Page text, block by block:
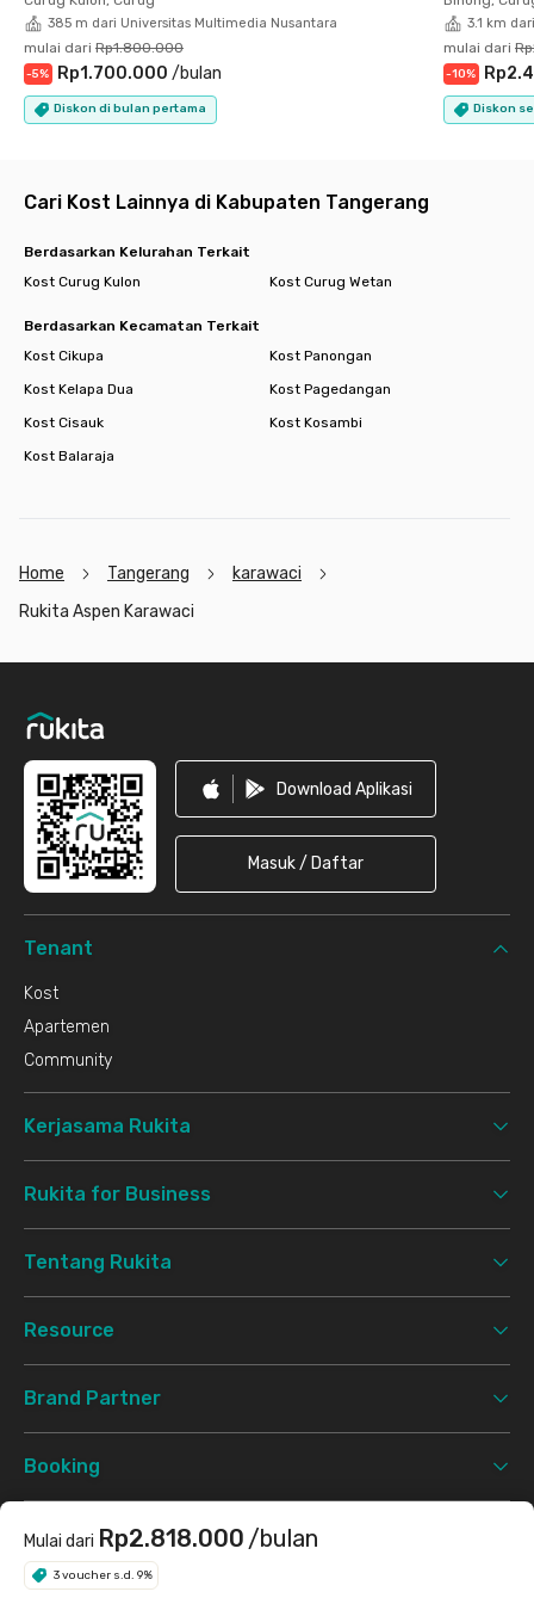
✔️ Room cleaning
⚡Tagihan listrik sudah termasuk sewa!
Tinggal diRukita Aspen Karawaci
bikin hidup makin praktis
dan bebas drama. Semua sudah tersedia—tinggal bawa koper
dan langsung masuk!
Yuk, booking sebelum kehabisan!
385 m dari Universitas Multimedia Nusantara
mulai dari Rp1.800.000
-5% Rp1.700.000 /bulan
Diskon di bulan pertama
3.1 km
mulai dari
-10%
Diskon
Mulai dari Rp2.818.000 /bulan
3 voucher s.d. 9%
Cari Kost Lainnya di Kabupaten Tangerang
Berdasarkan Kelurahan Terkait
Kost Curug Kulon
Kost Curug Wetan
Berdasarkan Kecamatan Terkait
Kost Cikupa
Kost Panongan
Kost Kelapa Dua
Kost Pagedangan
Kost Cisauk
Kost Kosambi
Kost Balaraja
Home Tangerang
karawaci
Rukita Aspen Karawaci
Download Aplikasi
Masuk / Daftar
Tenant
Kost
Apartemen
Community
Kerjasama Rukita
Rukita for Business
Tentang Rukita
Resource
Brand Partner
Booking
Support